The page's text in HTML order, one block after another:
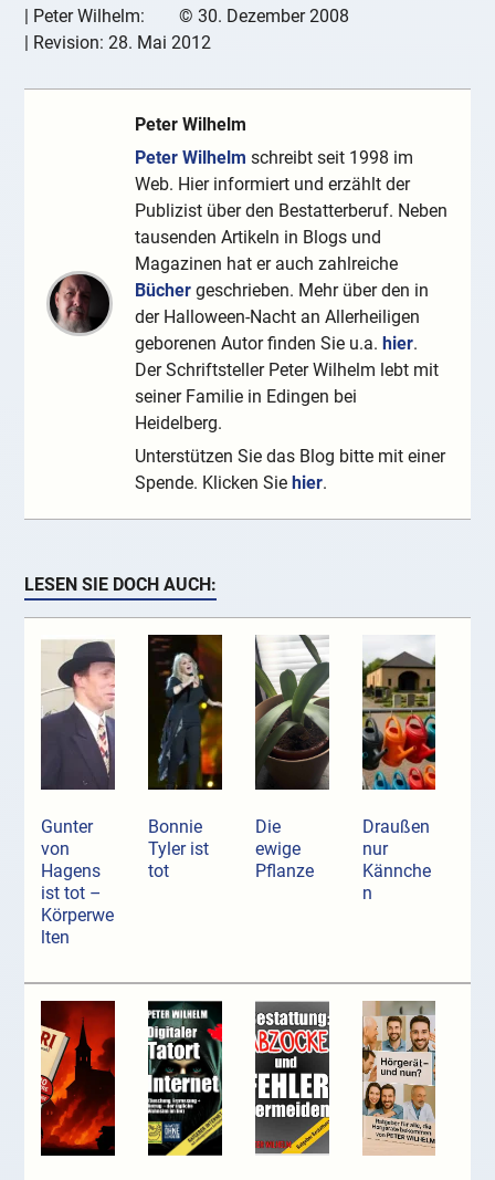
| Peter Wilhelm: © 30. Dezember 2008
| Revision:28. Mai 2012
Peter Wilhelm
Peter Wilhelm schreibt seit 1998 im
Web. Hier informiert und erzählt der
Publizist über den Bestatterberuf. Neben
tausenden Artikeln in Blogs und
Magazinen hat er auch zahlreiche
Bücher geschrieben. Mehr über den in
der Halloween-Nacht an Allerheiligen
geborenen Autor finden Sie u.a.hier.
Der Schriftsteller Peter Wilhelm lebt mit
seiner Familie in Edingen bei
Heidelberg.
Unterstützen Sie das Blog bitte mit einer
Spende. Klicken Siehier.
LESEN SIE DOCH AUCH:
Gunter
von
Hagens
ist tot –
Körperwe
lten
Bonnie
Tyler ist
tot
Die
ewige
Pflanze
Draußen
nur
Kännche
n